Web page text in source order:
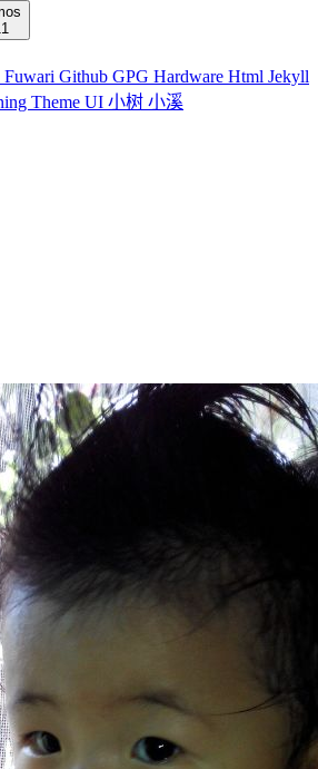
Fuwari Github GPG Hardware Html Jekyll
Theme UI 小树 小溪